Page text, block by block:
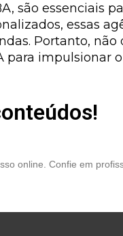
são essenciais
essas
Portanto,
impulsionar
online. Confie em